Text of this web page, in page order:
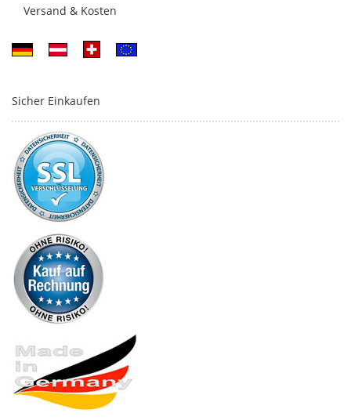
Versand & Kosten
Sicher Einkaufen